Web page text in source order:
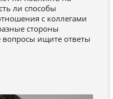
ли способы
с коллегами
стороны
вопросы ищите ответы